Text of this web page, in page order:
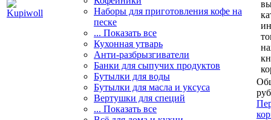
Наборы для приготовления кофе на
песке
... Показать все
Кухонная утварь
Анти-разбрызгиватели
Банки для сыпучих продуктов
Бутылки для воды
Бутылки для масла и уксуса
Вертушки для специй
... Показать все